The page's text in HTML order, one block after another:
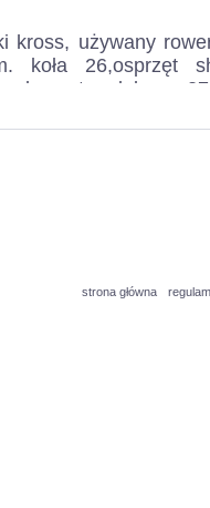
kross, używany
koła 26,osprzęt
stan dobry,
strona główna